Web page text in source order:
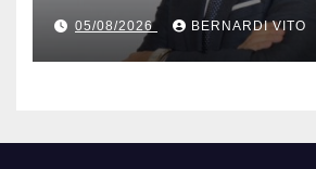
Presidente Cordiano
Dagnoni
05/08/2026 BERNARDI VITO